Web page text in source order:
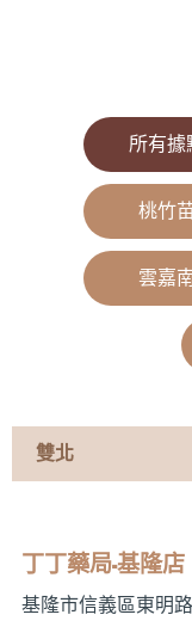
所有據
桃竹
雲嘉
雙北
丁丁藥局-基隆店
基隆市信義區東明